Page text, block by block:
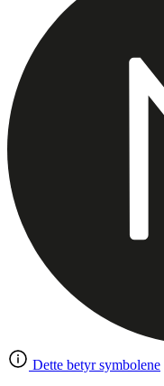
Dette betyr symbolene